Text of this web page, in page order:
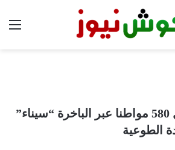
وادي حلفا تستقبل 580 مواطنا عبر الباخرة “سيناء”
الطوعية